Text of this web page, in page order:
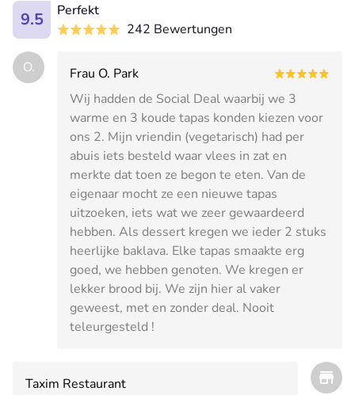
9.5
Perfekt
242 Bewertungen
O.
Frau O. Park
Wij hadden de Social Deal waarbij we 3
warme en 3 koude tapas konden kiezen voor
ons 2. Mijn vriendin (vegetarisch) had per
abuis iets besteld waar vlees in zat en
merkte dat toen ze begon te eten. Van de
eigenaar mocht ze een nieuwe tapas
uitzoeken, iets wat we zeer gewaardeerd
hebben. Als dessert kregen we ieder 2 stuks
heerlijke baklava. Elke tapas smaakte erg
goed, we hebben genoten. We kregen er
lekker brood bij. We zijn hier al vaker
geweest, met en zonder deal. Nooit
teleurgesteld !
Taxim Restaurant